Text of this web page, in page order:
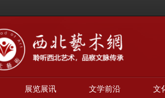
展览展讯 文学前沿 文